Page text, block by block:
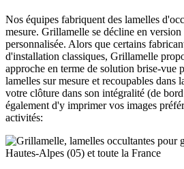
Nos équipes fabriquent des lamelles
mesure. Grillamelle se décline en version
personnalisée. Alors que certains
d'installation classiques, Grillamelle
approche en terme de solution brise-vue
lamelles sur mesure et recoupables dans
votre clôture dans son intégralité (de
également d'y imprimer vos images
activités: